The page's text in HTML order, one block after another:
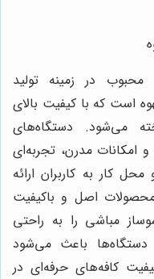
در زمینه تولید
است که با کیفیت بالای
می‌شود. دستگاه‌های
امکانات مدرن، تجربه‌ای
کار به کاربران ارائه
محصولات اصل و باکیفیت
مباشی را به راحتی
دستگاه‌ها باعث می‌شود
کافه‌های حرفه‌ای در